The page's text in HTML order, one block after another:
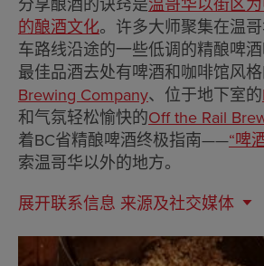
分享酿酒的诀窍是温哥华以街区为
的酿酒文化。许多大师聚集在温
车路线沿途的一些低调的精酿啤
最佳品酒去处有啤酒和咖啡馆风
Brewing Company、位于地下室的
和气氛轻松愉快的Off the Rail
着BC省精酿啤酒终极指南——“啤
索温哥华以外的地方。
展开联系信息 来源及社交媒体